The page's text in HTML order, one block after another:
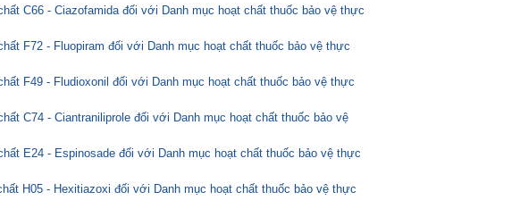
C66 - Ciazofamida đối với Danh mục hoạt chất thuốc bảo vệ thực
F72 - Fluopiram đối với Danh mục hoạt chất thuốc bảo vệ thực
F49 - Fludioxonil đối với Danh mục hoạt chất thuốc bảo vệ thực
C74 - Ciantraniliprole đối với Danh mục hoạt chất thuốc bảo vệ
E24 - Espinosade đối với Danh mục hoạt chất thuốc bảo vệ thực
H05 - Hexitiazoxi đối với Danh mục hoạt chất thuốc bảo vệ thực